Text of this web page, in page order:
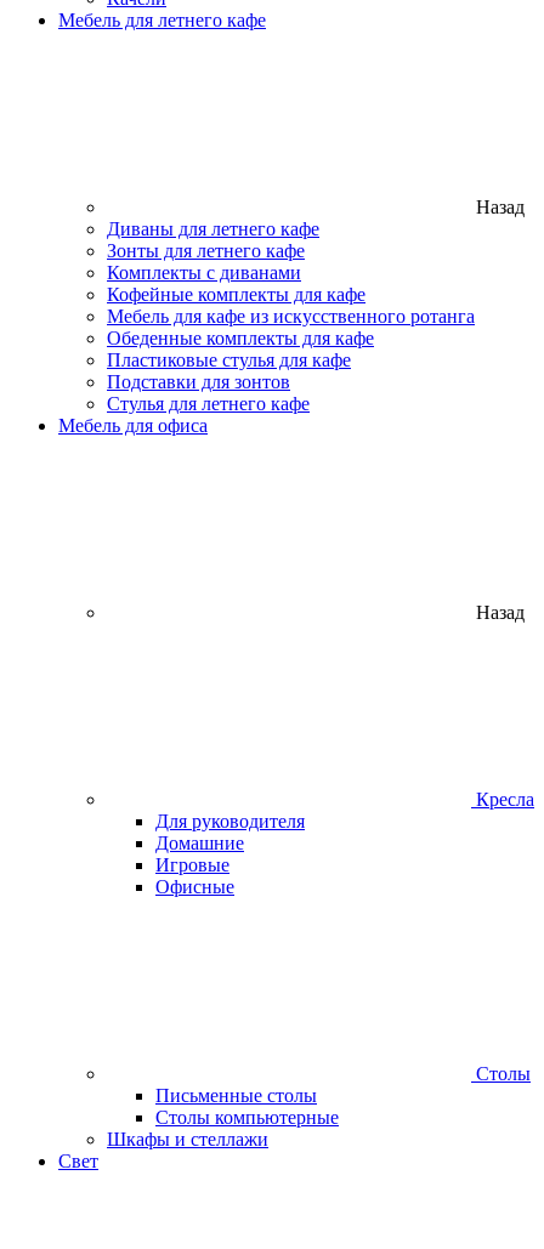
Мебель для летнего кафе
Назад
Диваны для летнего кафе
Зонты для летнего кафе
Комплекты с диванами
Кофейные комплекты для кафе
Мебель для кафе из искусственного ротанга
Обеденные комплекты для кафе
Пластиковые стулья для кафе
Подставки для зонтов
Стулья для летнего кафе
Мебель для офиса
Назад
Кресла
Для руководителя
Домашние
Игровые
Офисные
Столы
Письменные столы
Столы компьютерные
Шкафы и стеллажи
Свет